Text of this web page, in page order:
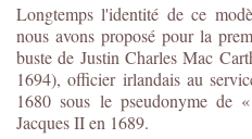
Longtemps l'identité de ce
nous avons proposé pour la
buste de Justin Charles Mac
1694), officier irlandais au
1680 sous le pseudonyme
Jacques II en 1689.